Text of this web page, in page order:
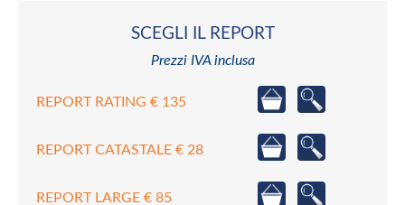
SCEGLI IL REPORT
Prezzi IVA inclusa
REPORT RATING € 135
REPORT CATASTALE € 28
REPORT LARGE € 85